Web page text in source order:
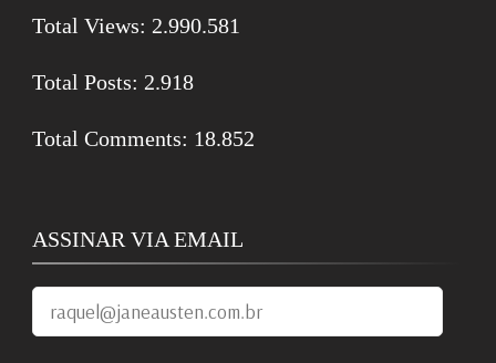
Total Views: 2.990.581
Total Posts: 2.918
Total Comments: 18.852
ASSINAR VIA EMAIL
raquel@janeausten.com.br